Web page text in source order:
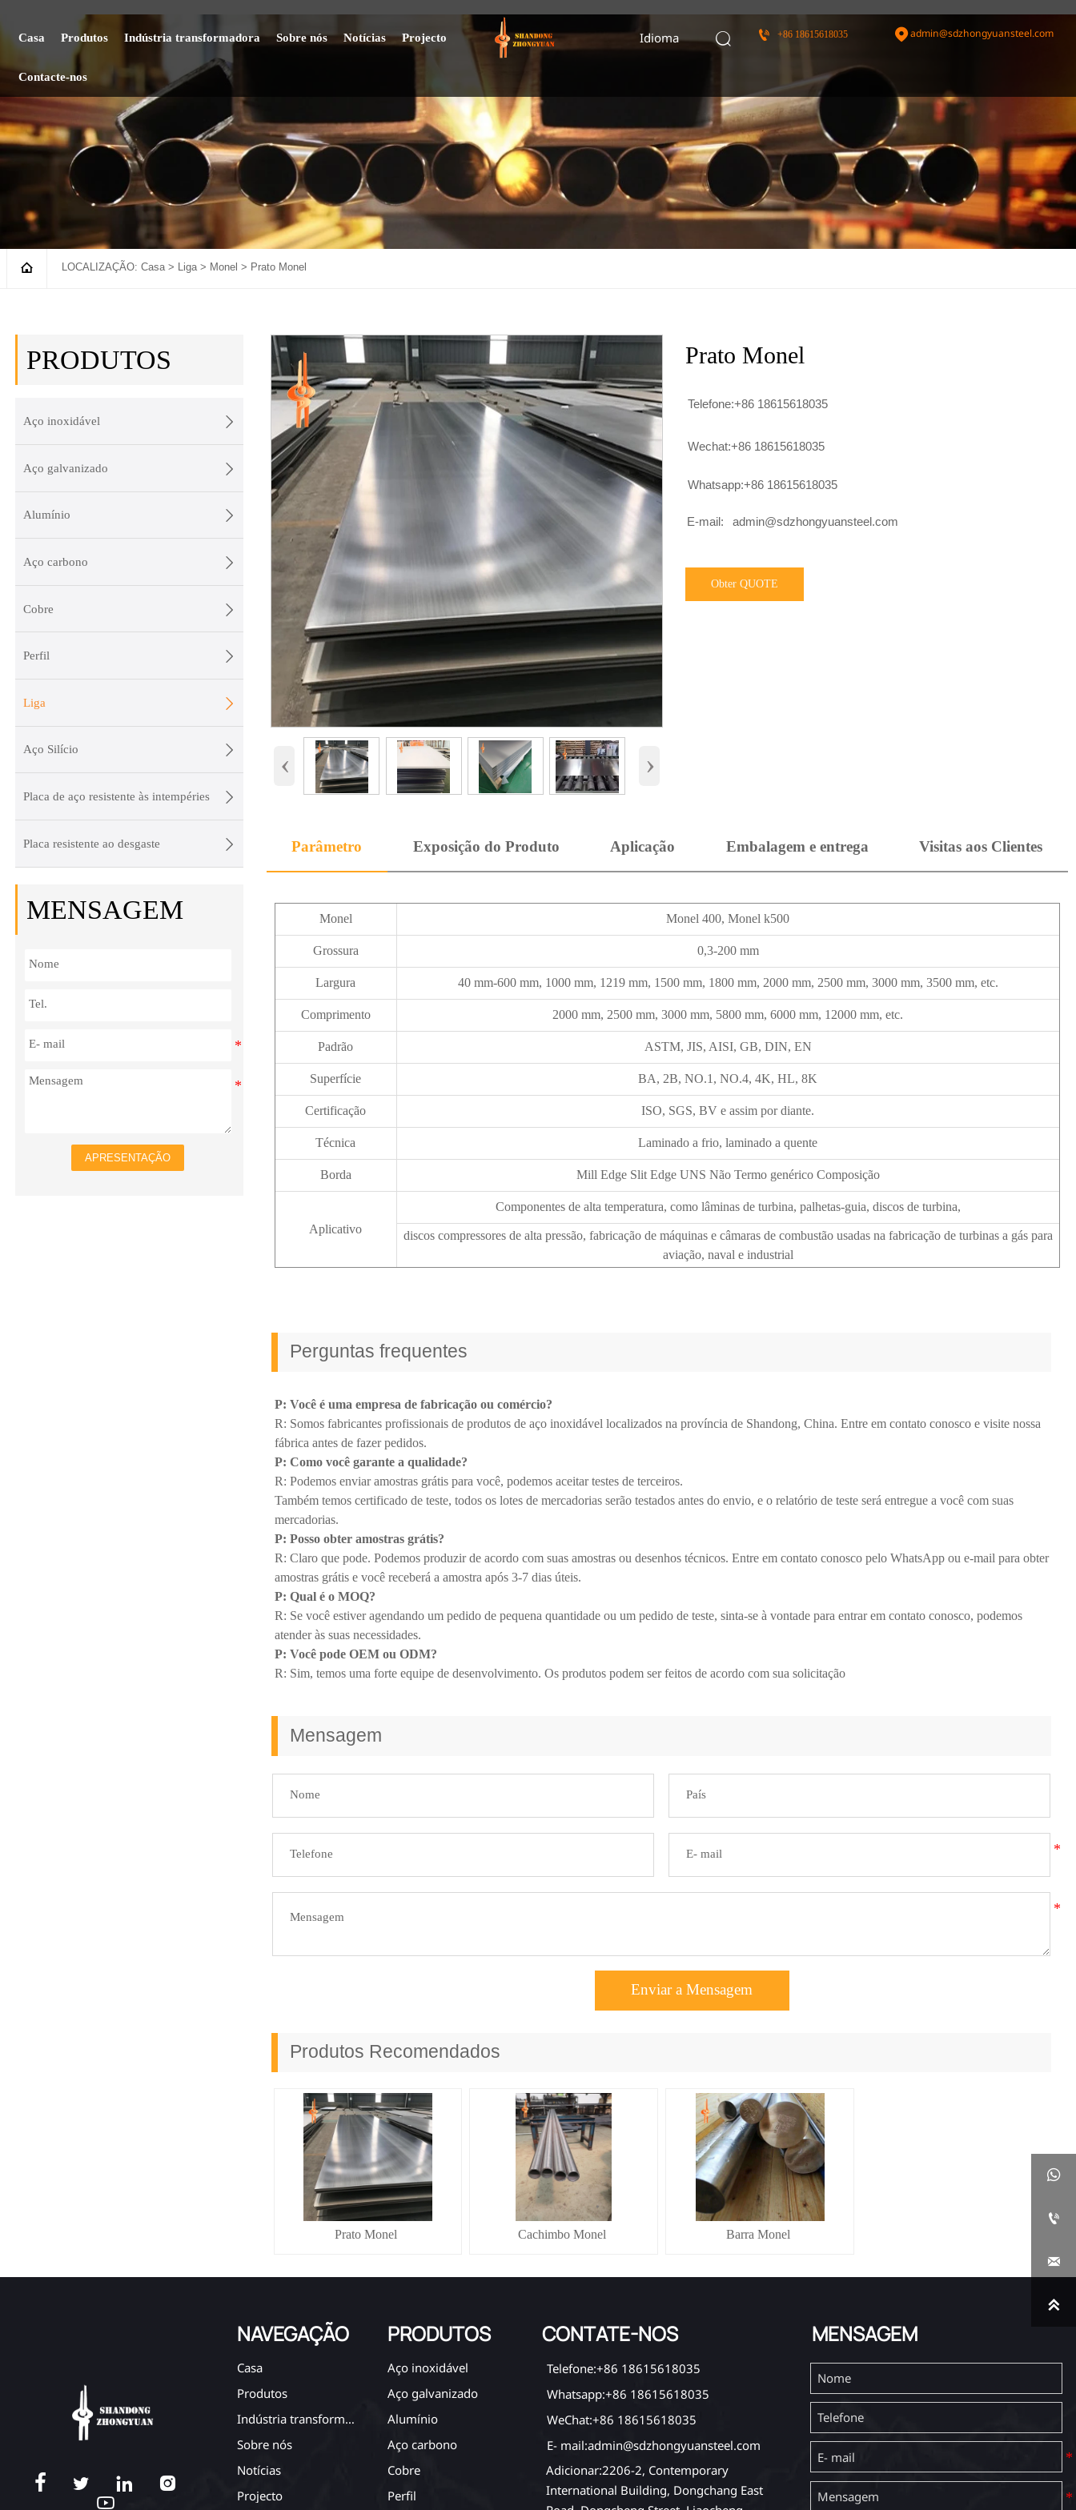
Casa Produtos Indústria transformadora Sobre nós Notícias Projecto
Contacte-nos
Idioma   +86 18615618035 admin@sdzhongyuansteel.com
 LOCALIZAÇÃO:Casa> Liga> Monel > Prato Monel
PRODUTOS
Aço inoxidável 
Aço galvanizado 
Alumínio 
Aço carbono 
Cobre 
Perfil 
Liga 
Aço Silício 
Placa de aço resistente às intempéries 
Placa resistente ao desgaste 
MENSAGEM
APRESENTAÇÃO
‹ ›
Prato Monel
Telefone:+86 18615618035
Wechat:+86 18615618035
Whatsapp:+86 18615618035
E-mail: admin@sdzhongyuansteel.com
Obter QUOTE
Parâmetro Exposição do Produto Aplicação Embalagem e entrega Visitas aos Clientes
Monel Monel 400, Monel k500
Grossura 0,3-200 mm
Largura 40 mm-600 mm, 1000 mm, 1219 mm, 1500 mm, 1800 mm, 2000 mm, 2500 mm, 3000 mm, 3500 mm, etc.
Comprimento 2000 mm, 2500 mm, 3000 mm, 5800 mm, 6000 mm, 12000 mm, etc.
Padrão ASTM, JIS, AISI, GB, DIN, EN
Superfície BA, 2B, NO.1, NO.4, 4K, HL, 8K
Certificação ISO, SGS, BV e assim por diante.
Técnica Laminado a frio, laminado a quente
Borda Mill Edge Slit Edge UNS Não Termo genérico Composição
Aplicativo
Componentes de alta temperatura, como lâminas de turbina, palhetas-guia, discos de turbina,
discos compressores de alta pressão, fabricação de máquinas e câmaras de combustão usadas na fabricação de turbinas a gás para
aviação, naval e industrial
Perguntas frequentes
P: Você é uma empresa de fabricação ou comércio?
R: Somos fabricantes profissionais de produtos de aço inoxidável localizados na província de Shandong, China. Entre em contato conosco e visite nossa
fábrica antes de fazer pedidos.
P: Como você garante a qualidade?
R: Podemos enviar amostras grátis para você, podemos aceitar testes de terceiros.
Também temos certificado de teste, todos os lotes de mercadorias serão testados antes do envio, e o relatório de teste será entregue a você com suas
mercadorias.
P: Posso obter amostras grátis?
R: Claro que pode. Podemos produzir de acordo com suas amostras ou desenhos técnicos. Entre em contato conosco pelo WhatsApp ou e-mail para obter
amostras grátis e você receberá a amostra após 3-7 dias úteis.
P: Qual é o MOQ?
R: Se você estiver agendando um pedido de pequena quantidade ou um pedido de teste, sinta-se à vontade para entrar em contato conosco, podemos
atender às suas necessidades.
P: Você pode OEM ou ODM?
R: Sim, temos uma forte equipe de desenvolvimento. Os produtos podem ser feitos de acordo com sua solicitação
Mensagem
Enviar a Mensagem
Produtos Recomendados
Prato Monel Cachimbo Monel Barra Monel
  


NAVEGAÇÃO
Casa
Produtos
Indústria transformadora
Sobre nós
Notícias
Projecto
PRODUTOS
Aço inoxidável
Aço galvanizado
Alumínio
Aço carbono
Cobre
Perfil
CONTATE-NOS
Telefone:+86 18615618035
Whatsapp:+86 18615618035
WeChat:+86 18615618035
E- mail:admin@sdzhongyuansteel.com
Adicionar:2206-2, Contemporary
International Building, Dongchang East
MENSAGEM



